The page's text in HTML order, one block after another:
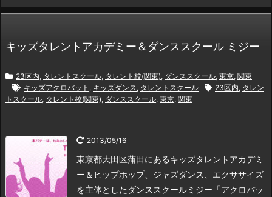
キッズタレントアカデミー＆ダンススクール ミジー
23区内, タレントスクール, タレント校(関東), ダンススクール, 東京, 関東
キッズアクロバット , キッズダンス, タレントスクール 23区内, タレン
トスクール, タレント校(関東), ダンススクール, 東京, 関東
2013/05/16
東京都大田区蒲田にあるキッズタレントアカデミ
ー＆ヒップホップ、ジャズダンス、エクササイズ
を主体としたダンススクールミジー 「アクロバッ